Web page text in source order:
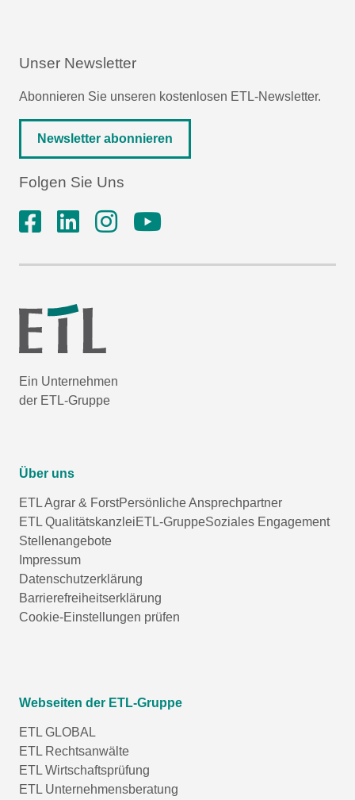
Unser Newsletter
Abonnieren Sie unseren kostenlosen ETL-Newsletter.
Newsletter abonnieren
Folgen Sie Uns
Ein Unternehmen
der ETL-Gruppe
Über uns
ETL Agrar & ForstPersönliche Ansprechpartner
ETL QualitätskanzleiETL-GruppeSoziales Engagement
Stellenangebote
Impressum
Datenschutzerklärung
Barrierefreiheitserklärung
Cookie-Einstellungen prüfen
Webseiten der ETL-Gruppe
ETL GLOBAL
ETL Rechtsanwälte
ETL Wirtschaftsprüfung
ETL Unternehmensberatung